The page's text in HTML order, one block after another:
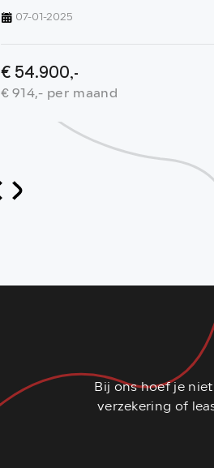
07-01-2025
€ 54.900,-
€ 914,- per maand
Bij ons hoef je
verzekering of